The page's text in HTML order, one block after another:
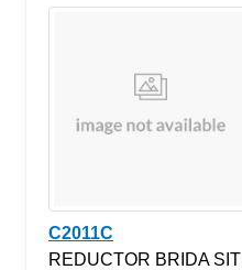
C2011C
REDUCTOR BRIDA SITI